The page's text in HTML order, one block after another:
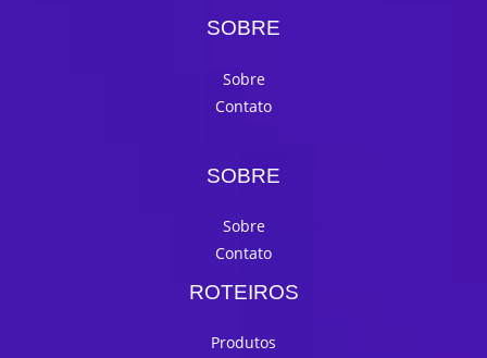
SOBRE
Sobre
Contato
SOBRE
Sobre
Contato
ROTEIROS
Produtos